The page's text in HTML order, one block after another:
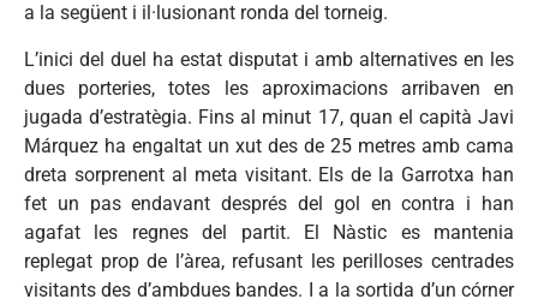
a la següent i il·lusionant ronda del torneig.
L’inici del duel ha estat disputat i amb alternatives en les
dues porteries, totes les aproximacions arribaven en
jugada d’estratègia. Fins al minut 17, quan el capità Javi
Márquez ha engaltat un xut des de 25 metres amb cama
dreta sorprenent al meta visitant. Els de la Garrotxa han
fet un pas endavant després del gol en contra i han
agafat les regnes del partit. El Nàstic es mantenia
replegat prop de l’àrea, refusant les perilloses centrades
visitants des d’ambdues bandes. I a la sortida d’un córner